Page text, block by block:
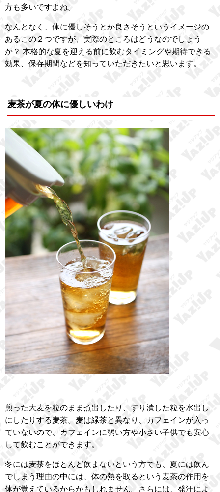
方も多いですよね。
なんとなく、体に優しそうとか良さそうというイメージの
あるこの２つですが、実際のところはどうなのでしょう
か？ 本格的な夏を迎える前に飲むタイミングや期待できる
効果、保存期間などを知っていただきたいと思います。
麦茶が夏の体に優しいわけ
煎った大麦を粒のまま煮出したり、すり潰した粒を水出し
にしたりする麦茶。麦は緑茶と異なり、カフェインが入っ
ていないので、カフェインに弱い方や小さい子供でも安心
して飲むことができます。
冬には麦茶をほとんど飲まないという方でも、夏には飲ん
でしまう理由の中には、体の熱を取るという麦茶の作用を
体が覚えているからかもしれません。さらには、発汗によ